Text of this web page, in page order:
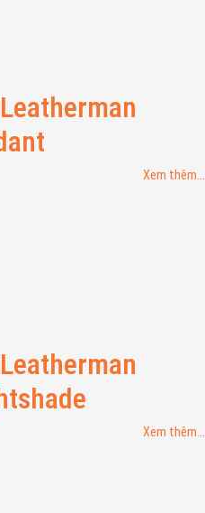
Xem thêm...
Xem thêm...